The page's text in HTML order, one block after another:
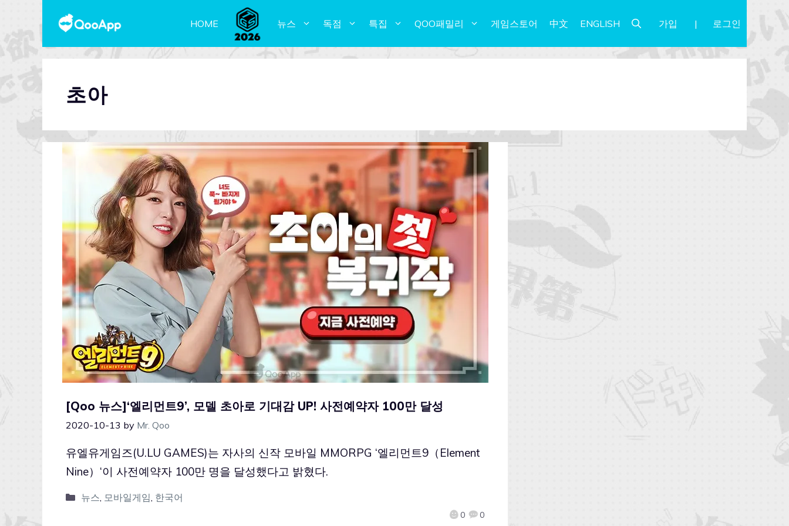
HOME 뉴스 독점 특집 QOO패밀리 게임스토어 中文 ENGLISH 가입 로그인
초아
[Qoo 뉴스]‘엘리먼트9’, 모델 초아로 기대감 UP! 사전예약자 100만 달성
2020-10-13 by Mr. Qoo
0 0
유엘유게임즈(U.LU GAMES)는 자사의 신작 모바일 MMORPG ‘엘리먼트9（Element
Nine）‘이 사전예약자 100만 명을 달성했다고 밝혔다.
뉴스, 모바일게임, 한국어